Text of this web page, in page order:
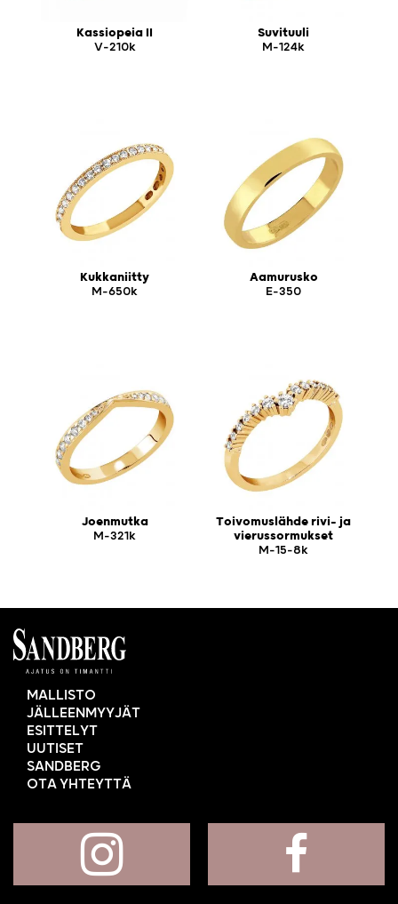
Kassiopeia II
V-210k
Suvituuli
M-124k
Kukkaniitty
M-650k
Aamurusko
E-350
Joenmutka
M-321k
Toivomuslähde rivi- ja
vierussormukset
M-15-8k
MALLISTO
JÄLLEENMYYJÄT
ESITTELYT
UUTISET
SANDBERG
OTA YHTEYTTÄ